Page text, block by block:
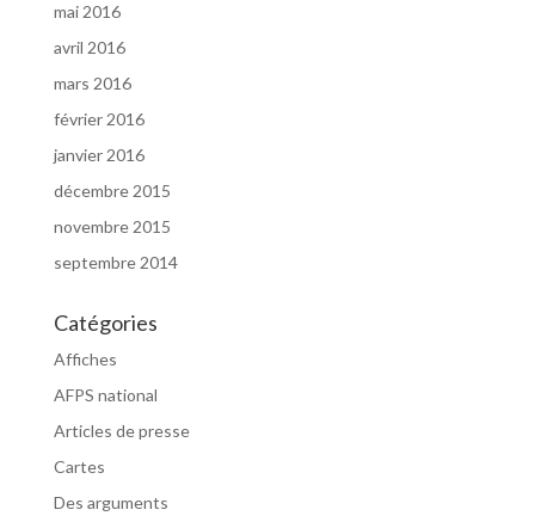
mai 2016
avril 2016
mars 2016
février 2016
janvier 2016
décembre 2015
novembre 2015
septembre 2014
Catégories
Affiches
AFPS national
Articles de presse
Cartes
Des arguments